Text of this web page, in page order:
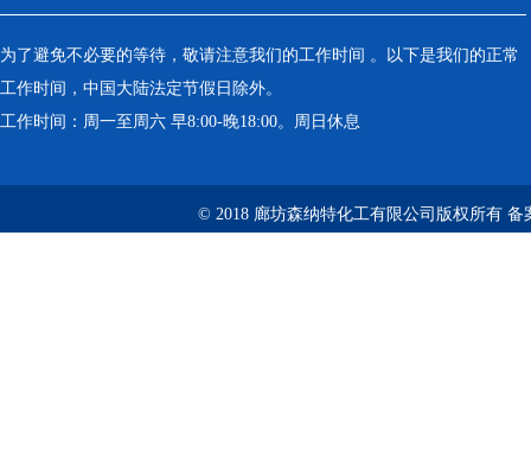
为了避免不必要的等待，敬请注意我们的工作时间 。以下是我们的正常
工作时间，中国大陆法定节假日除外。
工作时间：周一至周六 早8:00-晚18:00。周日休息
© 2018 廊坊森纳特化工有限公司版权所有 备